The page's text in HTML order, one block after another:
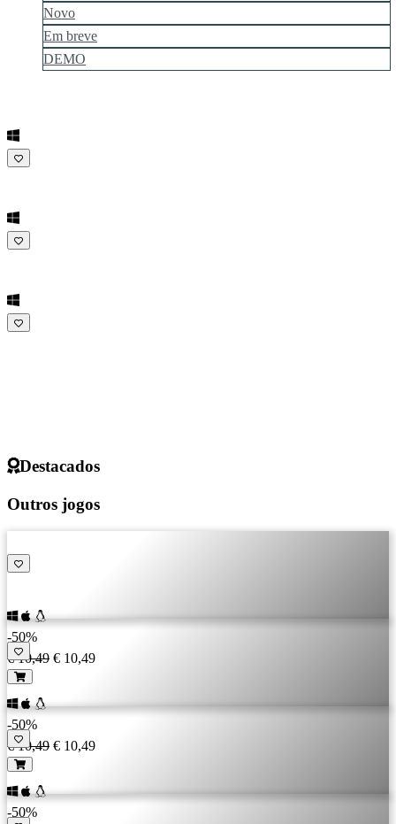
Novo
Em breve
DEMO
Destacados
Outros jogos
-50%
€ 10,49 € 10,49
-50%
€ 10,49 € 10,49
-50%